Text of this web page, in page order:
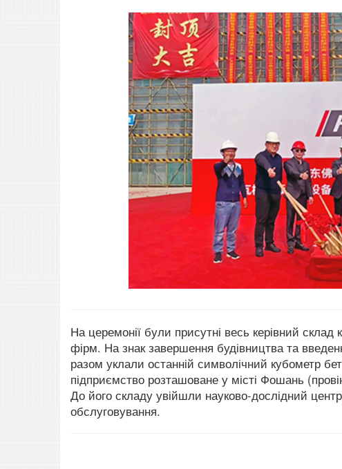
На церемонії були присутні весь керівний склад
фірм. На знак завершення будівництва та
разом уклали останній символічний кубометр
підприємство розташоване у місті Фошань
До його складу увійшли науково-дослідний
обслуговування.